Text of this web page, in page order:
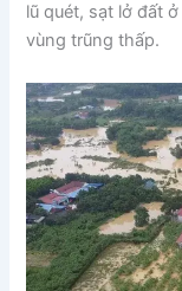
lũ quét, sạt lở đất
vùng trũng thấp.